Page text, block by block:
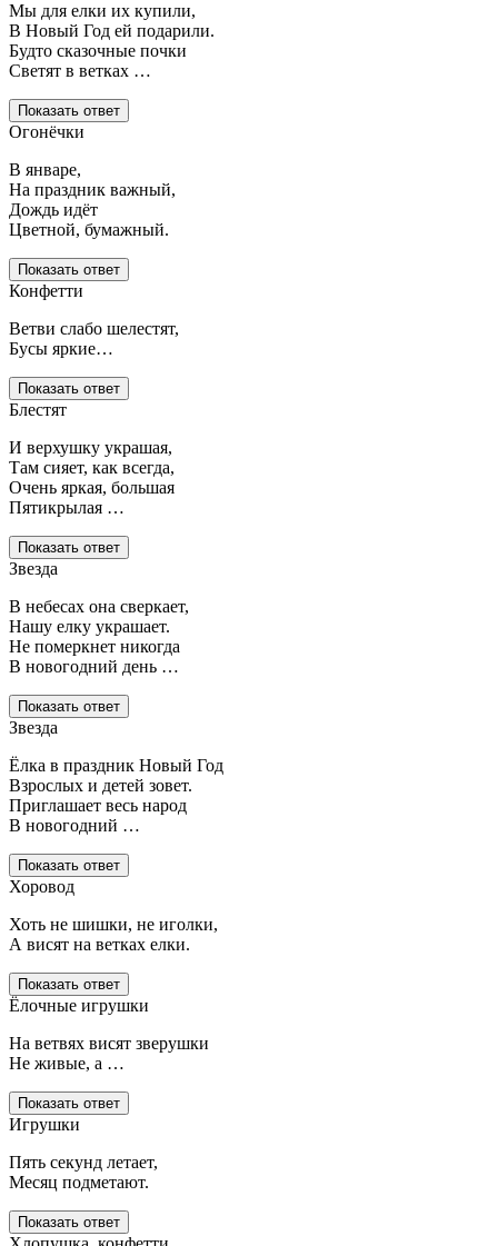
Мы для елки их купили,
В Новый Год ей подарили.
Будто сказочные почки
Светят в ветках …
Показать ответ
Огонёчки
В январе,
На праздник важный,
Дождь идёт
Цветной, бумажный.
Показать ответ
Конфетти
Ветви слабо шелестят,
Бусы яркие…
Показать ответ
Блестят
И верхушку украшая,
Там сияет, как всегда,
Очень яркая, большая
Пятикрылая …
Показать ответ
Звезда
В небесах она сверкает,
Нашу елку украшает.
Не померкнет никогда
В новогодний день …
Показать ответ
Звезда
Ёлка в праздник Новый Год
Взрослых и детей зовет.
Приглашает весь народ
В новогодний …
Показать ответ
Хоровод
Хоть не шишки, не иголки,
А висят на ветках елки.
Показать ответ
Ёлочные игрушки
На ветвях висят зверушки
Не живые, а …
Показать ответ
Игрушки
Пять секунд летает,
Месяц подметают.
Показать ответ